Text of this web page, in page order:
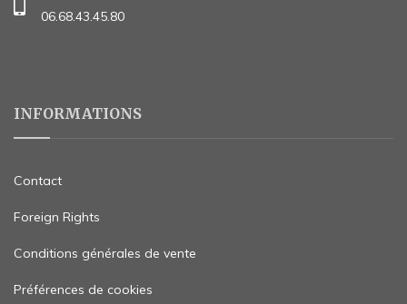
06.68.43.45.80
INFORMATIONS
Contact
Foreign Rights
Conditions générales de vente
Préférences de cookies